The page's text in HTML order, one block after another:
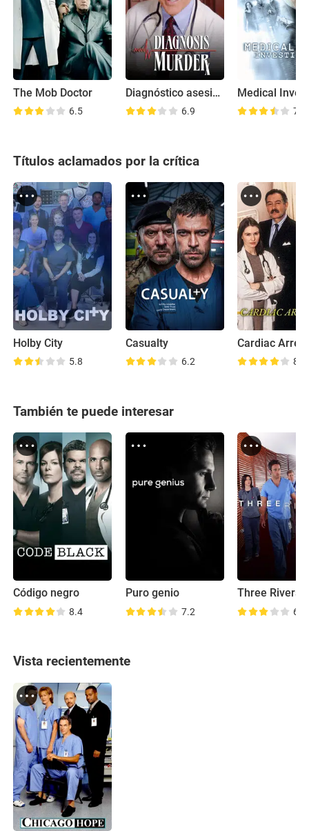
The Mob Doctor
6.5
Diagnóstico asesinato
6.9 7.0
Títulos aclamados por la crítica
Holby City
5.8
Casualty
6.2
Cardiac Arrest
8.1
También te puede interesar
Código negro
8.4
Puro genio
7.2
Three Rivers
6.8
Vista recientemente